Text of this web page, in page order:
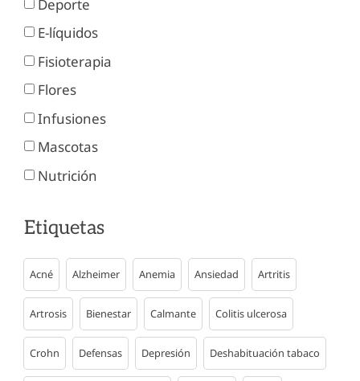
Deporte
E-líquidos
Fisioterapia
Flores
Infusiones
Mascotas
Nutrición
Etiquetas
Acné Alzheimer Anemia Ansiedad Artritis
Artrosis Bienestar Calmante Colitis ulcerosa
Crohn Defensas Depresión Deshabituación tabaco